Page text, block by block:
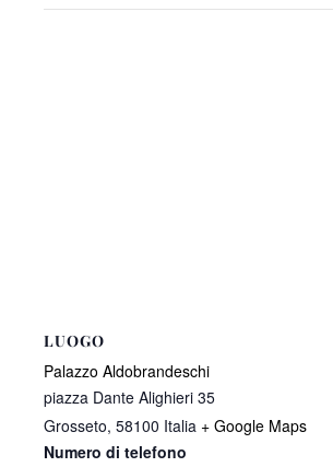
LUOGO
Palazzo Aldobrandeschi
piazza Dante Alighieri 35
Grosseto, 58100 Italia + Google Maps
Numero di telefono